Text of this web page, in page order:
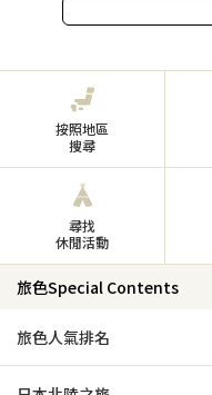
按照地區
搜尋
尋找
休閒活動
旅色Special Contents
旅色人氣排名